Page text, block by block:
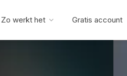
Zo werkt het Gratis account